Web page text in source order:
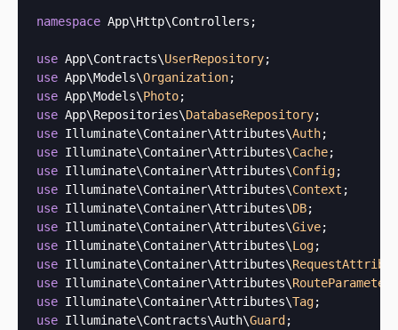
namespace App\Http\Controllers;
use App\Contracts\UserRepository
use App\Models\Organization
use App\Models\Photo
use App\Repositories\DatabaseRepository
use Illuminate\Container\Attributes\Auth
use Illuminate\Container\Attributes\Cache
use Illuminate\Container\Attributes\Config
use Illuminate\Container\Attributes\Context
use Illuminate\Container\Attributes\DB
use Illuminate\Container\Attributes\Give
use Illuminate\Container\Attributes\Log
use Illuminate\Container\Attributes\
use Illuminate\Container\Attributes\RouteParameter
use Illuminate\Container\Attributes\Tag
use Illuminate\Contracts\Auth\Guard